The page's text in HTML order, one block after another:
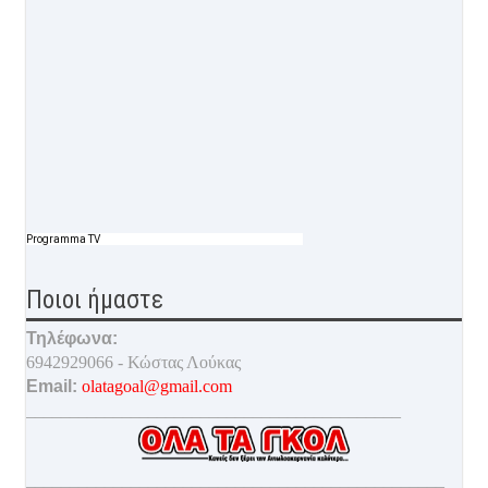
Programma TV
Ποιοι ήμαστε
Τηλέφωνα:
6942929066 - Κώστας Λούκας
Email: olatagoal@gmail.com